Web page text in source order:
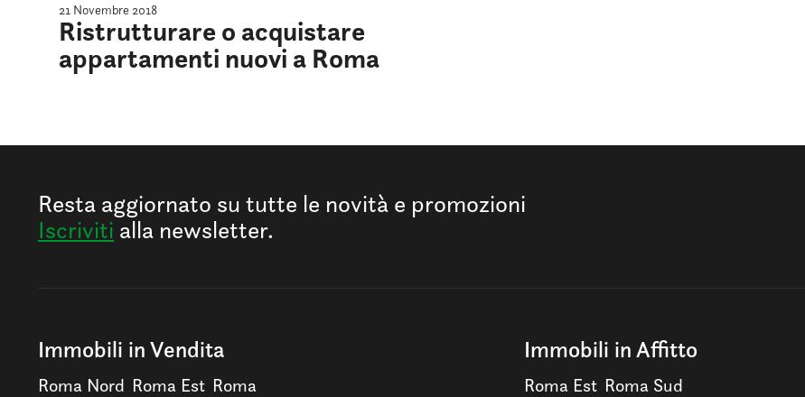
21 Novembre 2018
Ristrutturare o acquistare
appartamenti nuovi a Roma
Resta aggiornato su tutte le novità e promozioni
Iscriviti alla newsletter.
Immobili in Vendita
Roma Nord Roma Est Roma
Immobili in Affitto
Roma Est Roma Sud